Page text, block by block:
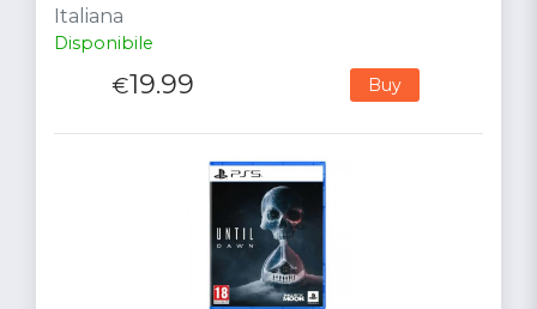
Italiana
Disponibile
€19.99 Buy